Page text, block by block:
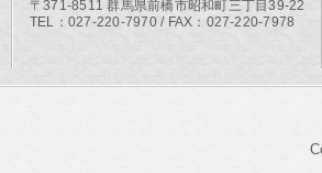
〒371-8511 群馬県前橋市昭和町三丁目39-22
TEL：027-220-7970 / FAX：027-220-7978